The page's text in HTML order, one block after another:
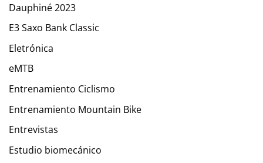
Dauphiné 2023
E3 Saxo Bank Classic
Eletrónica
eMTB
Entrenamiento Ciclismo
Entrenamiento Mountain Bike
Entrevistas
Estudio biomecánico